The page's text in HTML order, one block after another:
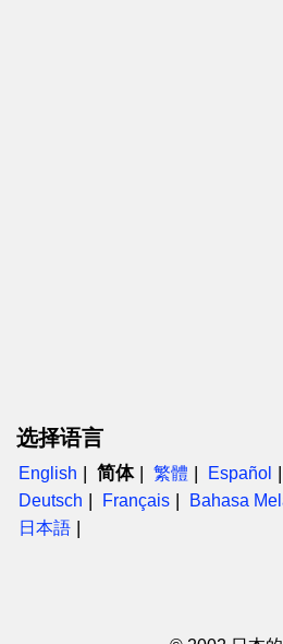
选择语言
English 简体 繁體 Español
Deutsch
Français Bahasa
日本語